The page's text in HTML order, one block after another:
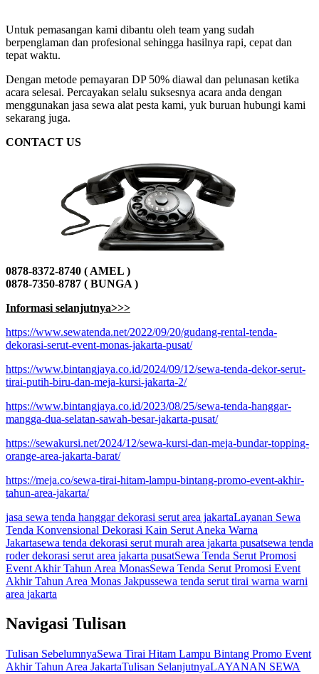
Untuk pemasangan kami dibantu oleh team yang sudah
berpenglaman dan profesional sehingga hasilnya rapi, cepat dan
tepat waktu.
Dengan metode pemayaran DP 50% diawal dan pelunasan ketika
acara selesai. Percayakan selalu suksesnya acara anda dengan
menggunakan jasa sewa alat pesta kami, yuk buruan hubungi kami
sekarang juga.
CONTACT US
0878-8372-8740 ( AMEL )
0878-7350-8787 ( BUNGA )
Informasi selanjutnya>>>
https://www.sewatenda.net/2022/09/20/gudang-rental-tenda-
dekorasi-serut-event-monas-jakarta-pusat/
https://www.bintangjaya.co.id/2024/09/12/sewa-tenda-dekor-serut-
tirai-putih-biru-dan-meja-kursi-jakarta-2/
https://www.bintangjaya.co.id/2023/08/25/sewa-tenda-hanggar-
mangga-dua-selatan-sawah-besar-jakarta-pusat/
https://sewakursi.net/2024/12/sewa-kursi-dan-meja-bundar-topping-
orange-area-jakarta-barat/
https://meja.co/sewa-tirai-hitam-lampu-bintang-promo-event-akhir-
tahun-area-jakarta/
jasa sewa tenda hanggar dekorasi serut area jakartaLayanan Sewa
Tenda Konvensional Dekorasi Kain Serut Aneka Warna
Jakartasewa tenda dekorasi serut murah area jakarta pusatsewa tenda
roder dekorasi serut area jakarta pusatSewa Tenda Serut Promosi
Event Akhir Tahun Area MonasSewa Tenda Serut Promosi Event
Akhir Tahun Area Monas Jakpussewa tenda serut tirai warna warni
area jakarta
Navigasi Tulisan
Tulisan SebelumnyaSewa Tirai Hitam Lampu Bintang Promo Event
Akhir Tahun Area JakartaTulisan SelanjutnyaLAYANAN SEWA